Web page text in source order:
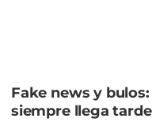
Fake news y
siempre llega